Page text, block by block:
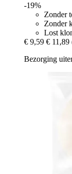
-19%
Zonder
Zonder
Lost
€ 9,59 € 11,89
Bezorging